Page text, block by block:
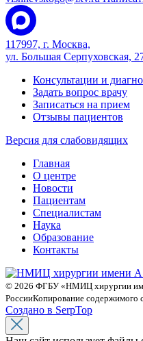
117997, г. Москва,
ул. Большая Серпуховская,
Консультации и
Задать вопрос врачу
Записаться на прием
Отзывы пациентов
Версия для слабовидящих
Главная
О центре
Новости
Пациентам
Специалистам
Наука
Образование
Контакты
© 2026 ФГБУ «НМИЦ хирургии
РоссииКопирование содержимого
Создано в SerpTop